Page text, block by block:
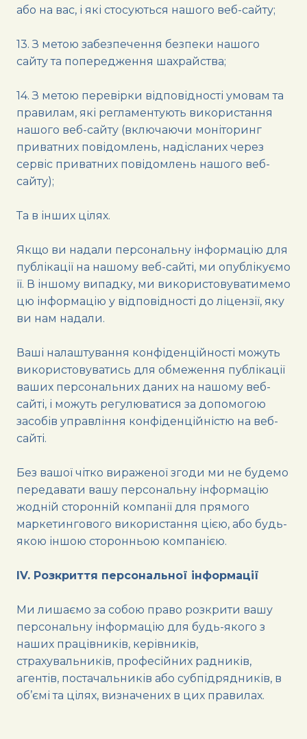
або на вас, і які стосуються нашого веб-сайту;
13. З метою забезпечення безпеки нашого
сайту та попередження шахрайства;
14. З метою перевірки відповідності умовам та
правилам, які регламентують використання
нашого веб-сайту (включаючи моніторинг
приватних повідомлень, надісланих через
сервіс приватних повідомлень нашого веб-
сайту);
Та в інших цілях.
Якщо ви надали персональну інформацію для
публікації на нашому веб-сайті, ми опублікуємо
її. В іншому випадку, ми використовуватимемо
цю інформацію у відповідності до ліцензії, яку
ви нам надали.
Ваші налаштування конфіденційності можуть
використовуватись для обмеження публікації
ваших персональних даних на нашому веб-
сайті, і можуть регулюватися за допомогою
засобів управління конфіденційністю на веб-
сайті.
Без вашої чітко вираженої згоди ми не будемо
передавати вашу персональну інформацію
жодній сторонній компанії для прямого
маркетингового використання цією, або будь-
якою іншою сторонньою компанією.
IV. Розкриття персональної інформації
Ми лишаємо за собою право розкрити вашу
персональну інформацію для будь-якого з
наших працівників, керівників,
страхувальників, професійних радників,
агентів, постачальників або субпідрядників, в
об’ємі та цілях, визначених в цих правилах.